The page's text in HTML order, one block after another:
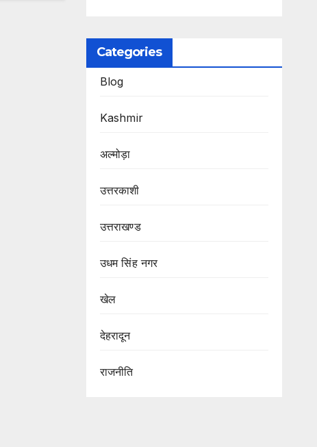
Categories
Blog
Kashmir
अल्मोड़ा
उत्तरकाशी
उत्तराखण्ड
उधम सिंह नगर
खेल
देहरादून
राजनीति